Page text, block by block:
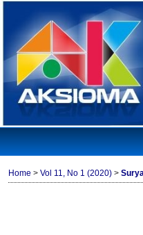
Home > Vol 11, No 1 (2020) >